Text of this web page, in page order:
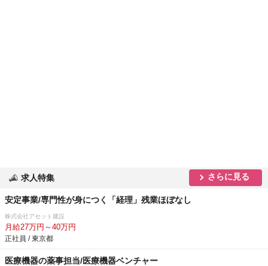
求人特集 さらに見る
安定事業/専門性が身につく「経理」残業ほぼなし
株式会社アセット建設
月給27万円～40万円
正社員 / 東京都
医療機器の薬事担当/医療機器ベンチャー